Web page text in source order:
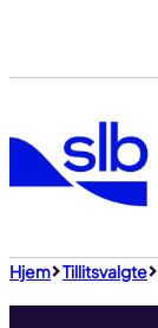
Hjem Tillitsvalgte